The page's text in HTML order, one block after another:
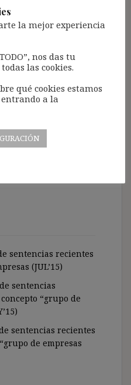
de empresas
de empresas
de sentencias
grupo de
sentencias recientes
(JUL’15)
sentencias
“grupo de
sentencias recientes
de empresas
la mejor experiencia
nos das tu
las cookies.
qué cookies estamos
a la